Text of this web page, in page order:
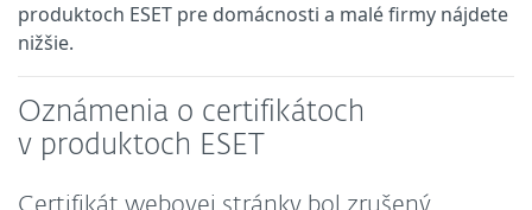
produktoch ESET pre domácnosti a malé firmy nájdete
nižšie.
Oznámenia o certifikátoch
v produktoch ESET
Certifikát webovej stránky bol zrušený